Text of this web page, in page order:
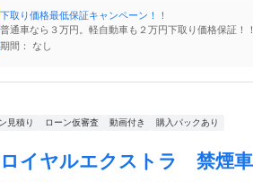
下取り価格最低保証キャンペーン！！
普通車なら３万円。軽自動車も２万円下取り価格保証！！
期間： なし
見積り ローン仮審査 動画付き 購入パックあり